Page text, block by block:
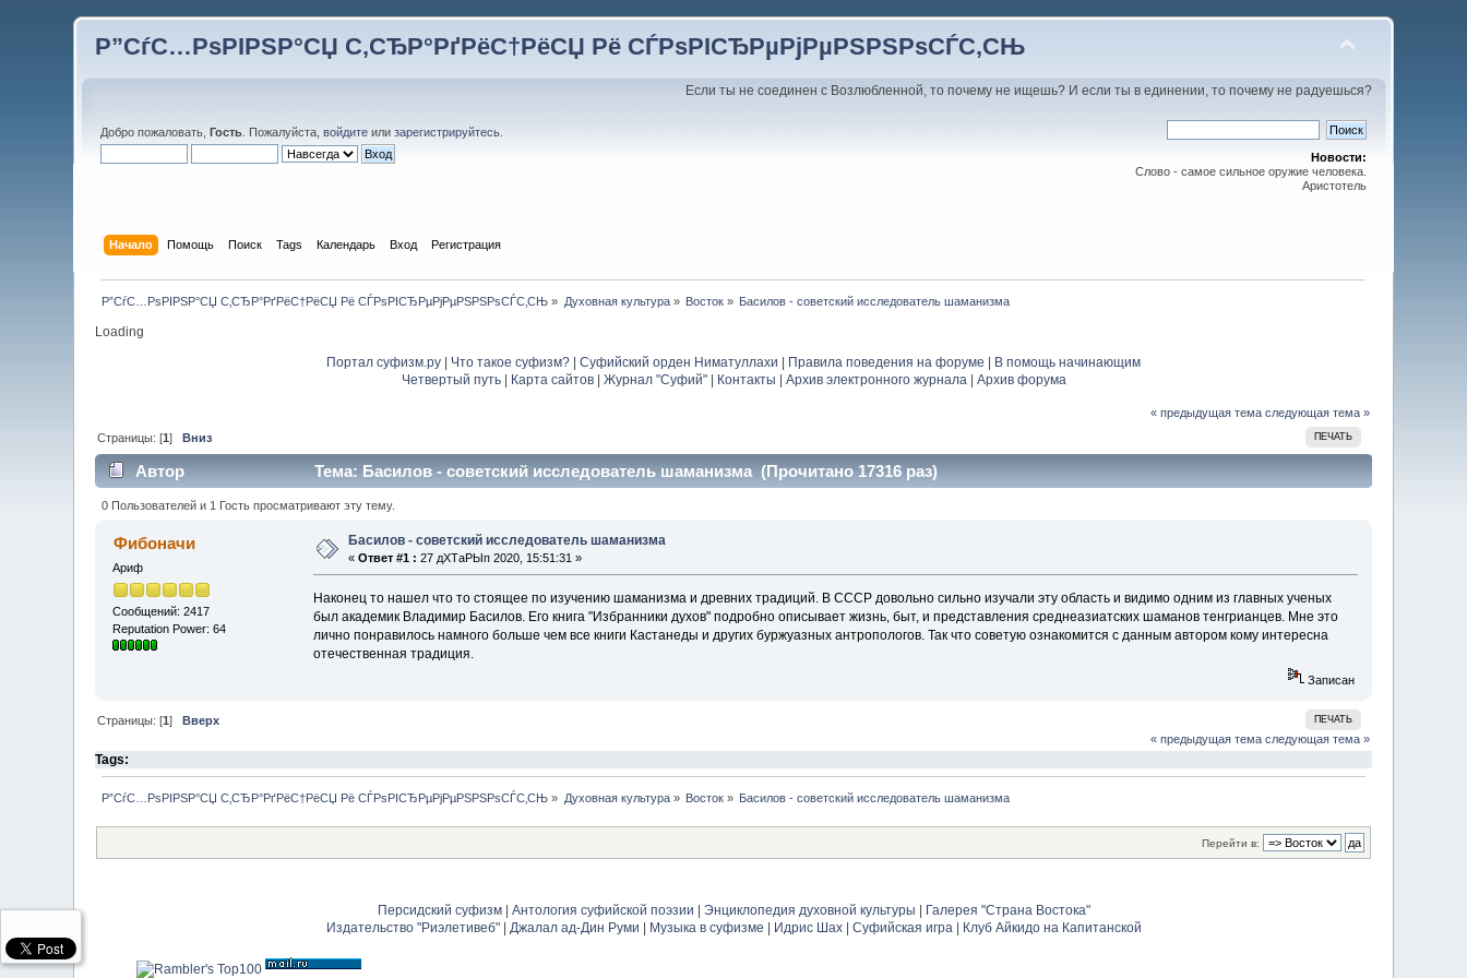
Р”СѓС…РѕРІРЅР°СЏ С‚СЂР°РґРёС†РёСЏ Рё СЃРѕРІСЂРµРјРµРЅРЅРѕСЃС‚СЊ
Если ты не соединен с Возлюбленной, то почему не ищешь? И если ты в единении, то почему не радуешься?
Добро пожаловать,Гость . Пожалуйста,войдите илизарегистрируйтесь
Новости:
Слово - самое сильное оружие человека.
Аристотель
Начало Помощь Поиск Tags Календарь Вход Регистрация
Р”СѓС…РѕРІРЅР°СЏ С‚СЂР°РґРёС†РёСЏ Рё СЃРѕРІСЂРµРјРµРЅРЅРѕСЃС‚СЊ » Духовная культура» Восток » Басилов - советский исследователь шаманизма
Loading
Портал суфизм.ру Что такое суфизм? Суфийский орден Ниматуллахи Правила поведения на форуме
В помощь начинающим
Четвертый путь| Карта сайтов| Журнал "Суфий"| Контакты Архив электронного журнала| Архив форума
« предыдущая тема следующая тема »
ПЕЧАТЬ
Страницы: [1]Вниз
Автор Тема: Басилов - советский исследователь шаманизма (Прочитано 17316 раз)
0 Пользователей и 1 Гость просматривают эту тему.
Фибоначи
Ариф
Сообщений: 2417
Reputation Power: 64
Басилов - советский исследователь шаманизма
«Ответ #1 : 27 дХТаРЫп 2020, 15:51:31 »
Наконец то нашел что то стоящее по изучению шаманизма и древних традиций. В СССР довольно сильно изучали эту область и видимо одним из главных ученых
был академик Владимир Басилов. Его книга "Избранники духов" подробно описывает жизнь, быт, и представления среднеазиатских шаманов тенгрианцев. Мне это
лично понравилось намного больше чем все книги Кастанеды и других буржуазных антропологов. Так что советую ознакомится с данным автором кому интересна
отечественная традиция.
Записан
ПЕЧАТЬ
Страницы: [1]Вверх
« предыдущая тема следующая тема »
Tags:
Р”СѓС…РѕРІРЅР°СЏ С‚СЂР°РґРёС†РёСЏ Рё СЃРѕРІСЂРµРјРµРЅРЅРѕСЃС‚СЊ » Духовная культура» Восток » Басилов - советский исследователь шаманизма
Перейти в:
Персидский суфизм| Антология суфийской поэзии Энциклопедия духовной культуры
Галерея "Страна Востока"
Издательство "Риэлетивеб"| Джалал ад-Дин Руми Музыка в суфизме Идрис Шах| Суфийская игра| Клуб Айкидо на Капитанской